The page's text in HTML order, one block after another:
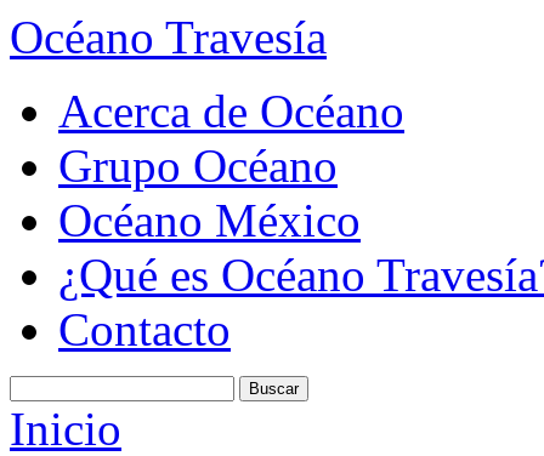
Océano Travesía
Acerca de Océano
Grupo Océano
Océano México
¿Qué es Océano
Contacto
Inicio